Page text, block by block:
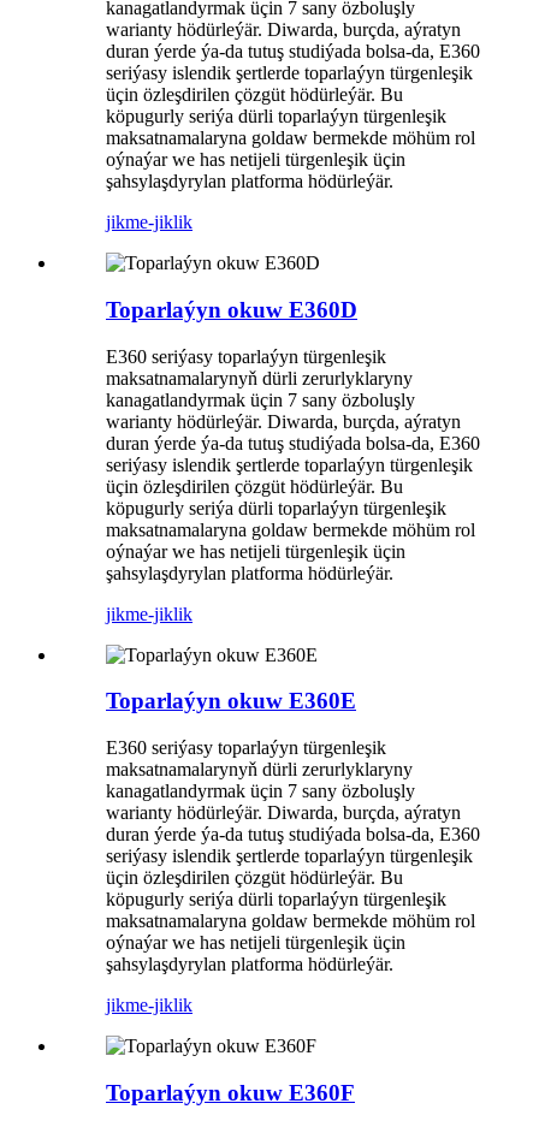
kanagatlandyrmak üçin 7 sany özboluşly
warianty hödürleýär. Diwarda, burçda, aýratyn
duran ýerde ýa-da tutuş studiýada bolsa-da, E360
seriýasy islendik şertlerde toparlaýyn türgenleşik
üçin özleşdirilen çözgüt hödürleýär. Bu
köpugurly seriýa dürli toparlaýyn türgenleşik
maksatnamalaryna goldaw bermekde möhüm rol
oýnaýar we has netijeli türgenleşik üçin
şahsylaşdyrylan platforma hödürleýär.
jikme-jiklik
Toparlaýyn okuw E360D
E360 seriýasy toparlaýyn türgenleşik
maksatnamalarynyň dürli zerurlyklaryny
kanagatlandyrmak üçin 7 sany özboluşly
warianty hödürleýär. Diwarda, burçda, aýratyn
duran ýerde ýa-da tutuş studiýada bolsa-da, E360
seriýasy islendik şertlerde toparlaýyn türgenleşik
üçin özleşdirilen çözgüt hödürleýär. Bu
köpugurly seriýa dürli toparlaýyn türgenleşik
maksatnamalaryna goldaw bermekde möhüm rol
oýnaýar we has netijeli türgenleşik üçin
şahsylaşdyrylan platforma hödürleýär.
jikme-jiklik
Toparlaýyn okuw E360E
E360 seriýasy toparlaýyn türgenleşik
maksatnamalarynyň dürli zerurlyklaryny
kanagatlandyrmak üçin 7 sany özboluşly
warianty hödürleýär. Diwarda, burçda, aýratyn
duran ýerde ýa-da tutuş studiýada bolsa-da, E360
seriýasy islendik şertlerde toparlaýyn türgenleşik
üçin özleşdirilen çözgüt hödürleýär. Bu
köpugurly seriýa dürli toparlaýyn türgenleşik
maksatnamalaryna goldaw bermekde möhüm rol
oýnaýar we has netijeli türgenleşik üçin
şahsylaşdyrylan platforma hödürleýär.
jikme-jiklik
Toparlaýyn okuw E360F